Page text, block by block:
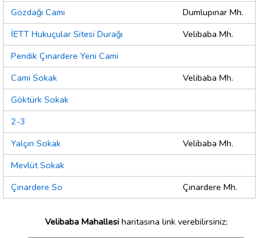
Gözdağı Cami
Dumlupınar Mh.
İETT Hukuçular Sitesi Durağı
Velibaba Mh.
Pendik Çınardere Yeni Cami
Cami Sokak
Velibaba Mh.
Göktürk Sokak
2-3
Yalçın Sokak
Velibaba Mh.
Mevlüt Sokak
Çınardere So
Çınardere Mh.
Velibaba Mahallesiharitasına link verebilirsiniz;